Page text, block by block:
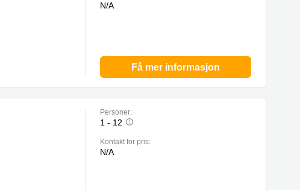
N/A
Få mer informasjon
Personer:
1 - 12
Kontakt for pris:
N/A